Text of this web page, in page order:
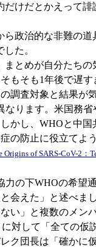
けだとかえって
政治的な非難の道
た。
とめが自分たちの
もそも1年後で遅
調査対象と結果が
ります。米国務
かし、WHOと中
の防止に役立てよ
of SARS-CoV-2：
の下WHOの希望
会えた」と述べま
い」と複数のメ
対して「全ての
ク団長は「確かに